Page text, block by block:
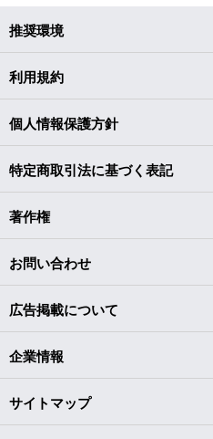
推奨環境
利用規約
個人情報保護方針
特定商取引法に基づく表記
著作権
お問い合わせ
広告掲載について
企業情報
サイトマップ